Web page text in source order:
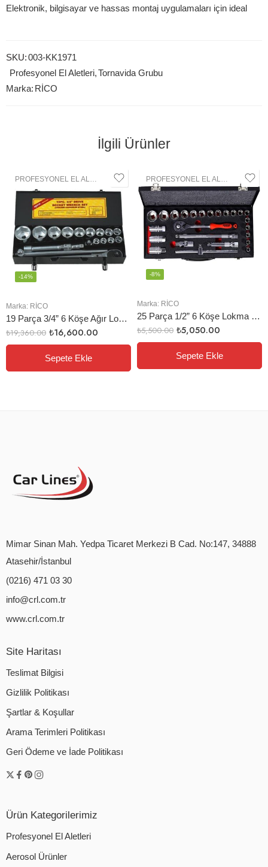
Elektronik, bilgisayar ve hassas montaj uygulamaları için ideal
SKU:003-KK1971
Profesyonel El Aletleri,Tornavida Grubu
Marka: RİCO
İlgili Ürünler
, LOKMA GRUBU
Marka: RİCO
19 Parça 3/4” 6 Köşe Ağır Lokma Seti
-14%
₺19,360.00 ₺16,600.00
Sepete Ekle
,
Marka: RİCO
25 Parça 1/2” 6 Köşe Lokma Seti
-8%
₺5,500.00 ₺5,050.00
Sepete Ekle
Mimar Sinan Mah. Yedpa Ticaret Merkezi B Cad. No:147, 34888
Atasehir/İstanbul
(0216) 471 03 30
info@crl.com.tr
www.crl.com.tr
Site Haritası
Teslimat Bilgisi
Gizlilik Politikası
Şartlar & Koşullar
Arama Terimleri Politikası
Geri Ödeme ve İade Politikası
Ürün Kategorilerimiz
Profesyonel El Aletleri
Aerosol Ürünler